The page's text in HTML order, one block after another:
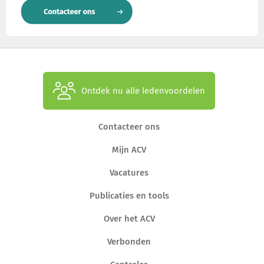
Ontdek nu alle ledenvoordelen
Contacteer ons
Mijn ACV
Vacatures
Publicaties en tools
Over het ACV
Verbonden